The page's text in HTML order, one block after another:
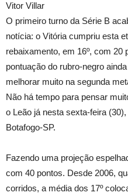
Vitor Villar
O primeiro turno da Série B
notícia: o Vitória cumpriu esta
rebaixamento, em 16º, com 20
pontuação do rubro-negro
melhorar muito na segunda
Não há tempo para pensar
o Leão já nesta sexta-feira
Botafogo-SP.
Fazendo uma projeção
com 40 pontos. Desde 2006,
corridos, a média dos 17º